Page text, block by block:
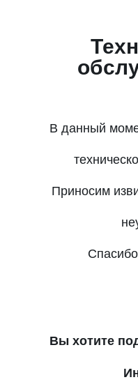
В данный
Приносим
Вы хотите